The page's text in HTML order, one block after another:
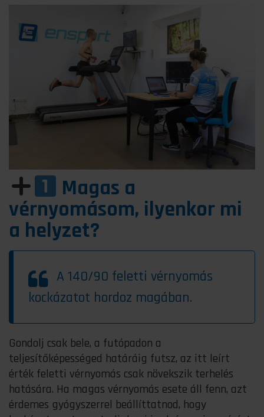
Magas a
vérnyomásom, ilyenkor mi
a helyzet?
A 140/90 feletti vérnyomás
kockázatot hordoz magában.
Gondolj csak bele, a futópadon a
teljesítőképességed határáig futsz, az itt leírt
érték feletti vérnyomás csak növekszik terhelés
hatására. Ha magas vérnyomás esete áll fenn, azt
érdemes gyógyszerrel beállíttatnod, hogy